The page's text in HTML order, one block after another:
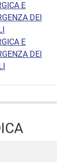
E
DEI
E
DEI